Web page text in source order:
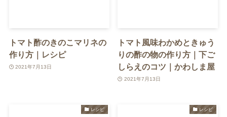
トマト酢のきのこマリネの
作り方｜レシピ
2021年7月13日
トマト風味わかめときゅう
りの酢の物の作り方｜下ご
しらえのコツ｜かわしま屋
2021年7月13日
レシピ レシピ